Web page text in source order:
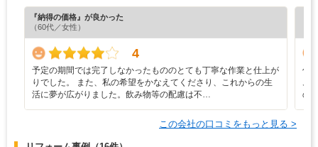
『納得の価格』が良かった
（60代／女性）
4
予定の期間では完了しなかったもののとても丁寧な作業と仕上が
りでした。 また、私の希望をかなえてくださり、これからの生
活に夢が広がりました。飲み物等の配慮は不…
何
の
この会社の口コミをもっと見る >